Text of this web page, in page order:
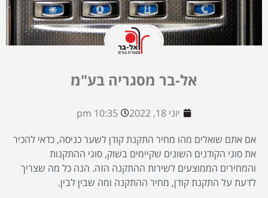
אל-בר מסגריה בע"מ
יוני 18, 2022
10:35 pm
אם אתם שואלים מהו מחיר התקנת קודן לשער כניסה, כדאי להכיר
את סוגי הקודנים השונים שקיימים בשוק, סוגי ההתקנות
והמחירים הממוצעים לשירות ההתקנה הזה. הנה כל מה שצריך
לדעת על התקנת קודן, מחיר ההתקנה ומה שבין לבין.